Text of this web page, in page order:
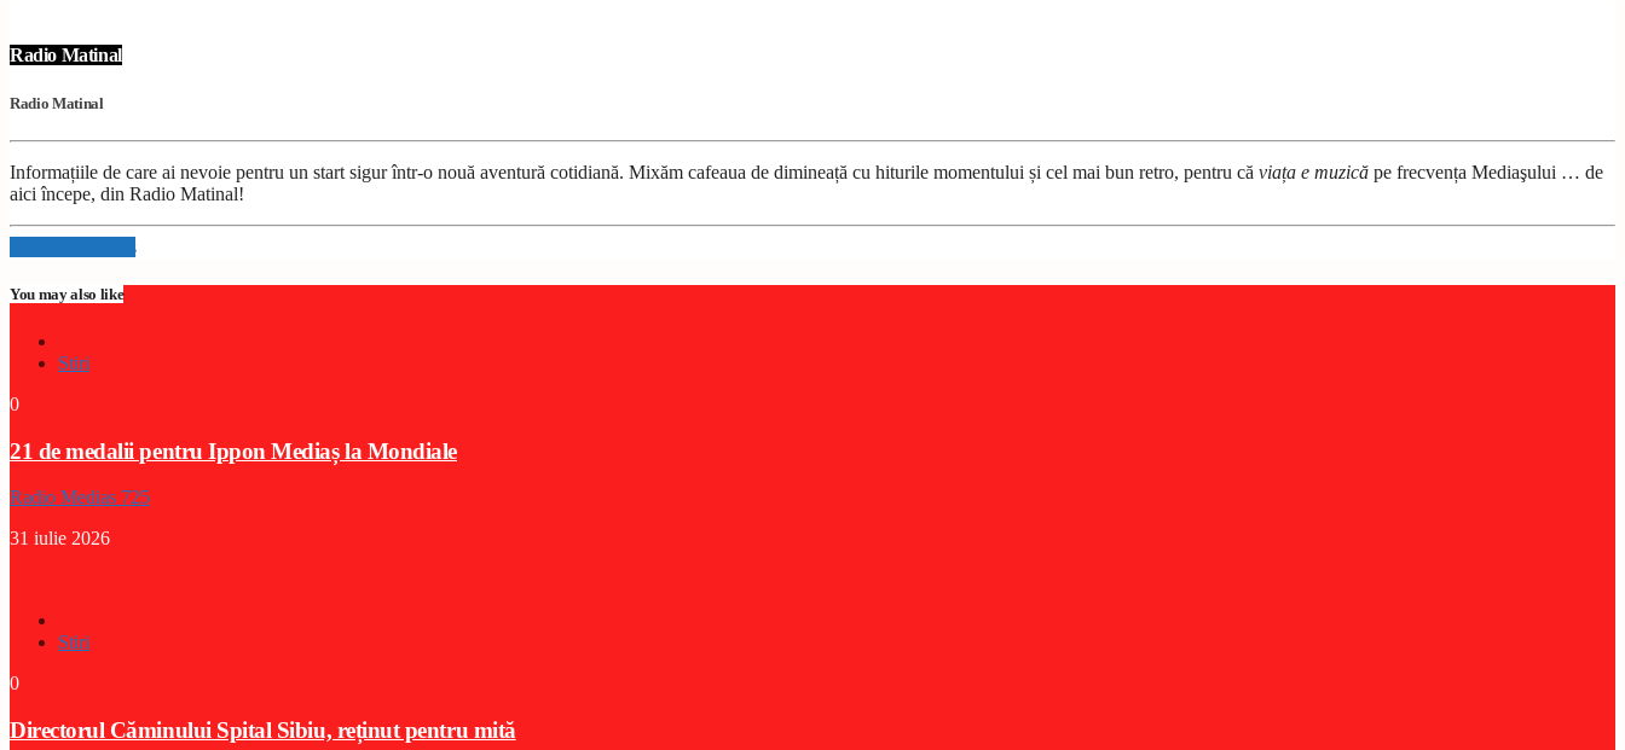
Radio Matinal
Radio Matinal
Informațiile de care ai nevoie pentru un start sigur într-o nouă aventură cotidiană. Mixăm cafeaua de dimineață cu hiturile momentului și cel mai bun retro, pentru că viața e muzică pe frecvența Mediaşului … de
aici începe, din Radio Matinal!
Info and episodes
You may also like
Stiri
0
21 de medalii pentru Ippon Mediaș la Mondiale
Radio Medias 725
31 iulie 2026
Stiri
0
Directorul Căminului Spital Sibiu, reținut pentru mită